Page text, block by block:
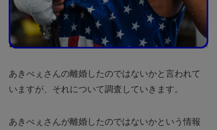
あきべぇさんの離婚したのではないかと言われて
いますが、それについて調査していきます。
あきべぇさんが離婚したのではないかという情報